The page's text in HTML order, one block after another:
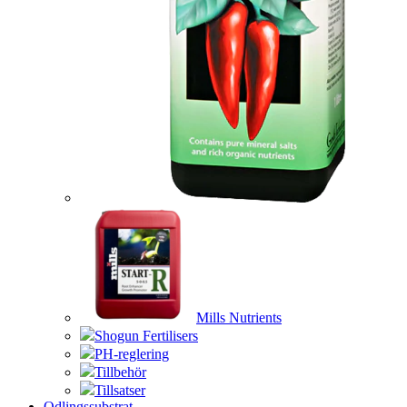
Mills Nutrients
Shogun Fertilisers
PH-reglering
Tillbehör
Tillsatser